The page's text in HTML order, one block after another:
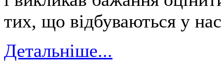
тих, що відбуваються у
Детальніше...